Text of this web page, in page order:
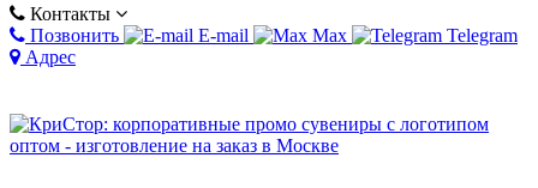
Контакты
Позвонить
E-mail Max
Telegram
Адрес